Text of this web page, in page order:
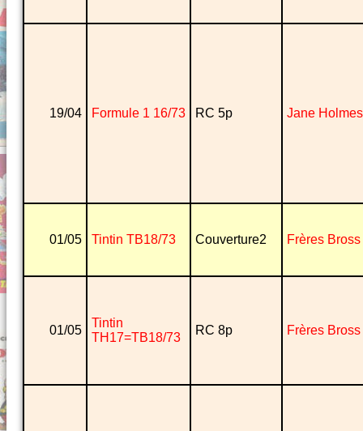
19/04 Formule 1 16/73 RC 5p Jane Holmes
01/05 Tintin TB18/73 Couverture2 Frères Bross
01/05
Tintin
TH17=TB18/73
RC 8p Frères Bross